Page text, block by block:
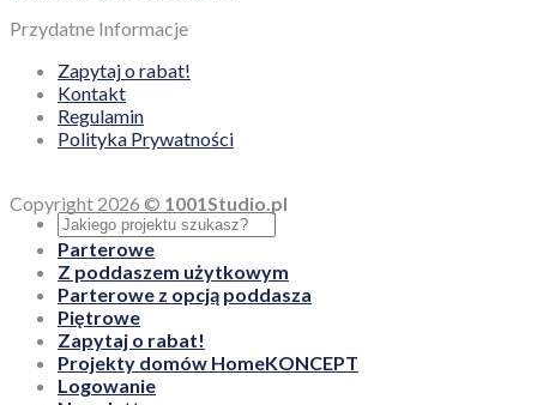
Przydatne Informacje
Zapytaj o rabat!
Kontakt
Regulamin
Polityka Prywatności
Copyright 2026 © 1001Studio.pl
Parterowe
Z poddaszem użytkowym
Parterowe z opcją poddasza
Piętrowe
Zapytaj o rabat!
Projekty domów HomeKONCEPT
Logowanie